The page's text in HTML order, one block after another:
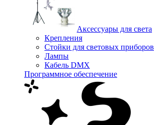
Аксессуары для света
Крепления
Стойки для световых приборов
Лампы
Кабель DMX
Программное обеспечение